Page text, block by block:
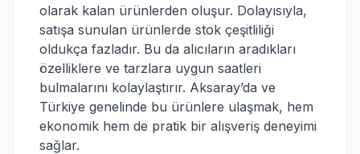
olarak kalan ürünlerden oluşur. Dolayısıyla,
satışa sunulan ürünlerde stok çeşitliliği
oldukça fazladır. Bu da alıcıların aradıkları
özelliklere ve tarzlara uygun saatleri
bulmalarını kolaylaştırır. Aksaray’da ve
Türkiye genelinde bu ürünlere ulaşmak, hem
ekonomik hem de pratik bir alışveriş deneyimi
sağlar.